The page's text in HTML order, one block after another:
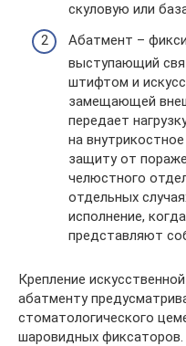
скуловую или
Абатмент –
выступающий
штифтом и
замещающей
передает
на
защиту от
челюстного
отдельных
исполнение,
представляют
Крепление
абатменту
стоматологического
шаровидных фиксаторов.